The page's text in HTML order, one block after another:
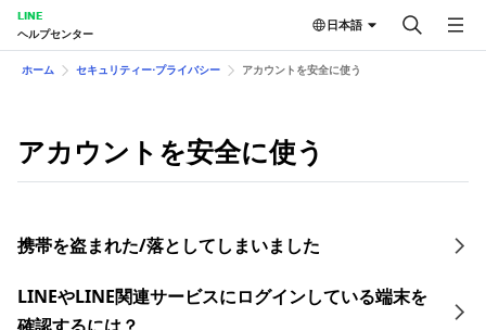
LINE
ヘルプセンター
日本語
ホーム セキュリティー⋅プライバシー アカウントを安全に使う
アカウントを安全に使う
携帯を盗まれた/落としてしまいました
LINEやLINE関連サービスにログインしている端末を